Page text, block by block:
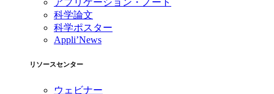
アプリケーション・ノート
科学論文
科学ポスター
Appli’News
リソースセンター
ウェビナー